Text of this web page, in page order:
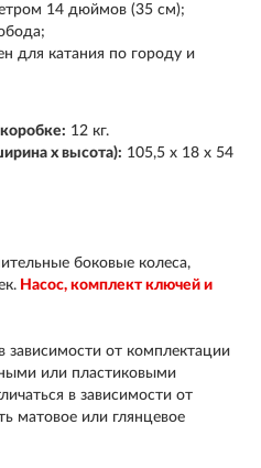
14 дюймов (35 см);
для катания по городу и
коробке: 12 кг.
х высота): 105,5 х 18 х 54
боковые колеса,
Насос, комплект ключей и
зависимости от комплектации
или пластиковыми
в зависимости от
матовое или глянцевое